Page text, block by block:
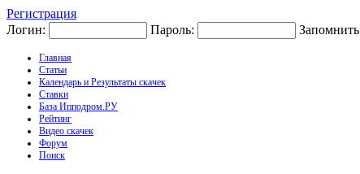
Регистрация
Логин:
Пароль: Запомнить
Главная
Статьи
Календарь и Результаты скачек
Ставки
База Ипподром.РУ
Рейтинг
Видео скачек
Форум
Поиск